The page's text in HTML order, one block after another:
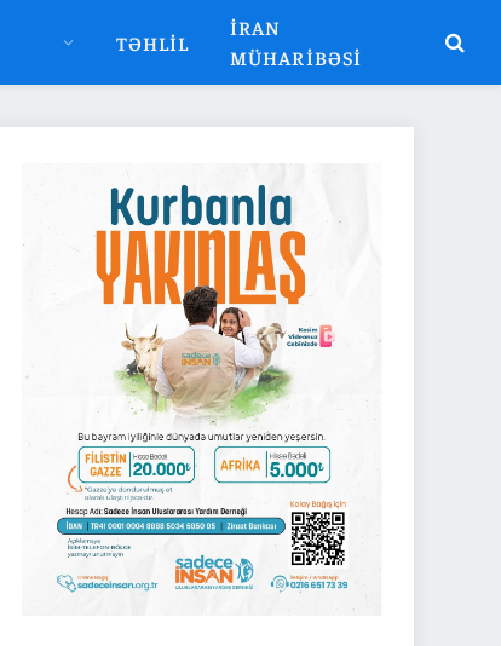
TƏHLIL
İRAN
MÜHARIBƏSI